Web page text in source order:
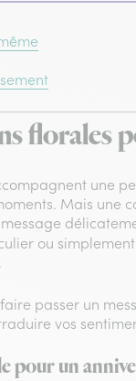
florales
une
Mais une
ou
passer un
vos
pour un